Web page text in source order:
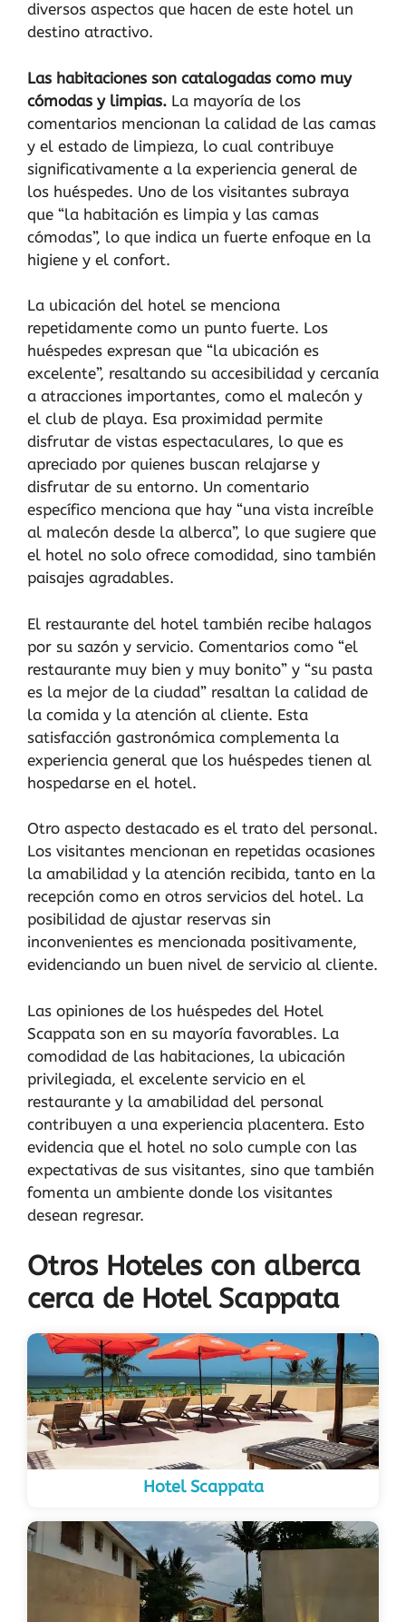
diversos aspectos que hacen de este hotel un
destino atractivo.
Las habitaciones son catalogadas como muy
cómodas y limpias. La mayoría de los
comentarios mencionan la calidad de las camas
y el estado de limpieza, lo cual contribuye
significativamente a la experiencia general de
los huéspedes. Uno de los visitantes subraya
que “la habitación es limpia y las camas
cómodas”, lo que indica un fuerte enfoque en la
higiene y el confort.
La ubicación del hotel se menciona
repetidamente como un punto fuerte. Los
huéspedes expresan que “la ubicación es
excelente”, resaltando su accesibilidad y cercanía
a atracciones importantes, como el malecón y
el club de playa. Esa proximidad permite
disfrutar de vistas espectaculares, lo que es
apreciado por quienes buscan relajarse y
disfrutar de su entorno. Un comentario
específico menciona que hay “una vista increíble
al malecón desde la alberca”, lo que sugiere que
el hotel no solo ofrece comodidad, sino también
paisajes agradables.
El restaurante del hotel también recibe halagos
por su sazón y servicio. Comentarios como “el
restaurante muy bien y muy bonito” y “su pasta
es la mejor de la ciudad” resaltan la calidad de
la comida y la atención al cliente. Esta
satisfacción gastronómica complementa la
experiencia general que los huéspedes tienen al
hospedarse en el hotel.
Otro aspecto destacado es el trato del personal.
Los visitantes mencionan en repetidas ocasiones
la amabilidad y la atención recibida, tanto en la
recepción como en otros servicios del hotel. La
posibilidad de ajustar reservas sin
inconvenientes es mencionada positivamente,
evidenciando un buen nivel de servicio al cliente.
Las opiniones de los huéspedes del Hotel
Scappata son en su mayoría favorables. La
comodidad de las habitaciones, la ubicación
privilegiada, el excelente servicio en el
restaurante y la amabilidad del personal
contribuyen a una experiencia placentera. Esto
evidencia que el hotel no solo cumple con las
expectativas de sus visitantes, sino que también
fomenta un ambiente donde los visitantes
desean regresar.
Otros Hoteles con alberca
cerca de Hotel Scappata
Hotel Scappata